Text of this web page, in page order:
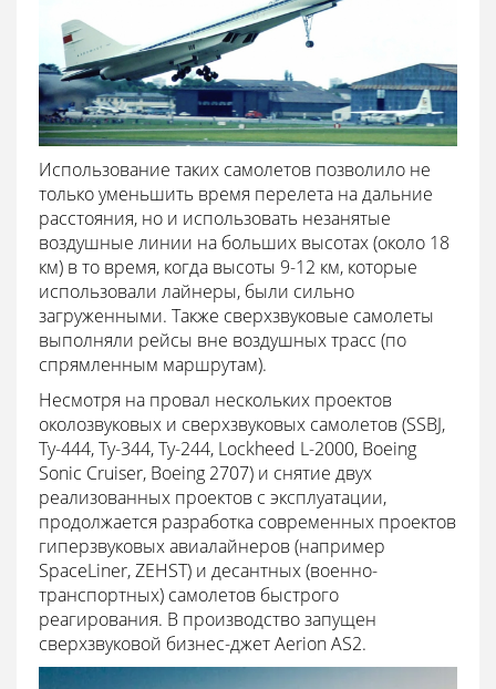
Использование таких самолетов позволило не
только уменьшить время перелета на дальние
расстояния, но и использовать незанятые
воздушные линии на больших высотах (около 18
км) в то время, когда высоты 9-12 км, которые
использовали лайнеры, были сильно
загруженными. Также сверхзвуковые самолеты
выполняли рейсы вне воздушных трасс (по
спрямленным маршрутам).
Несмотря на провал нескольких проектов
околозвуковых и сверхзвуковых самолетов (SSBJ,
Ту-444, Ту-344, Ту-244, Lockheed L-2000, Boeing
Sonic Cruiser, Boeing 2707) и снятие двух
реализованных проектов с эксплуатации,
продолжается разработка современных проектов
гиперзвуковых авиалайнеров (например
SpaceLiner, ZEHST) и десантных (военно-
транспортных) самолетов быстрого
реагирования. В производство запущен
сверхзвуковой бизнес-джет Aerion AS2.